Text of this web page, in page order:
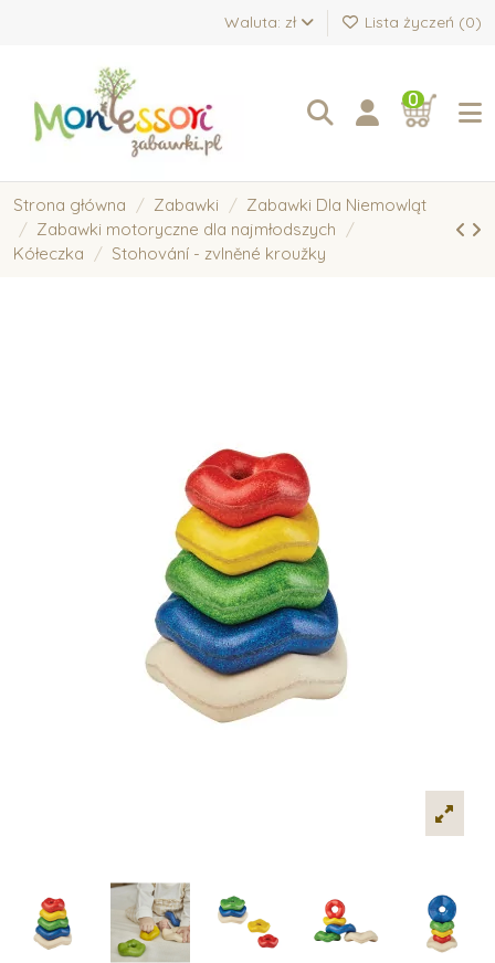
Waluta: zł Lista życzeń (0)
0
Strona główna Zabawki
Zabawki Dla Niemowląt
Zabawki motoryczne dla najmłodszych
Kółeczka
Stohování - zvlněné kroužky